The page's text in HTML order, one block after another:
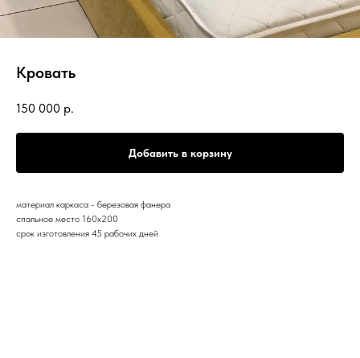
Кровать
150 000 р.
Добавить в корзину
материал каркаса - березовая фанера
спальное место 160х200
срок изготовления 45 рабочих дней